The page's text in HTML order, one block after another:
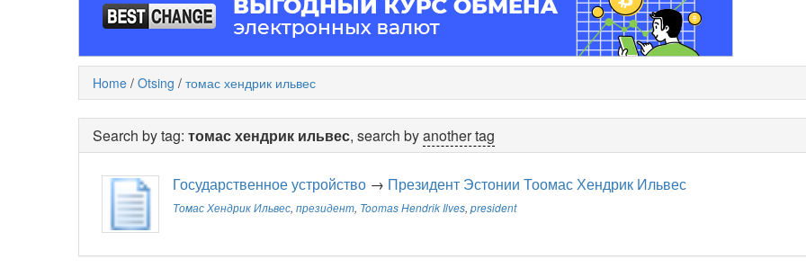
Home / Otsing / томас хендрик ильвес
Search by tag: томас хендрик ильвес, search byanother tag
Государственное устройство → Президент Эстонии Тоомас Хендрик Ильвес
Томас Хендрик Ильвес, президент, Toomas Hendrik Ilves, president